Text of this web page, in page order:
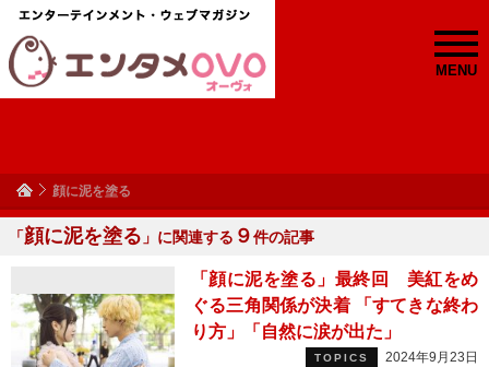
MENU
顔に泥を塗る
「顔に泥を塗る 」に関連する ９件の記事
「顔に泥を塗る」最終回 美紅をめ
ぐる三角関係が決着 「すてきな終わ
り方」「自然に涙が出た」
TOPICS 2024年9月23日